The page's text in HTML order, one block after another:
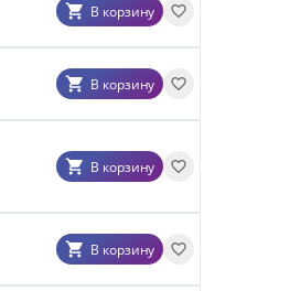
В корзину
В корзину
В корзину
В корзину